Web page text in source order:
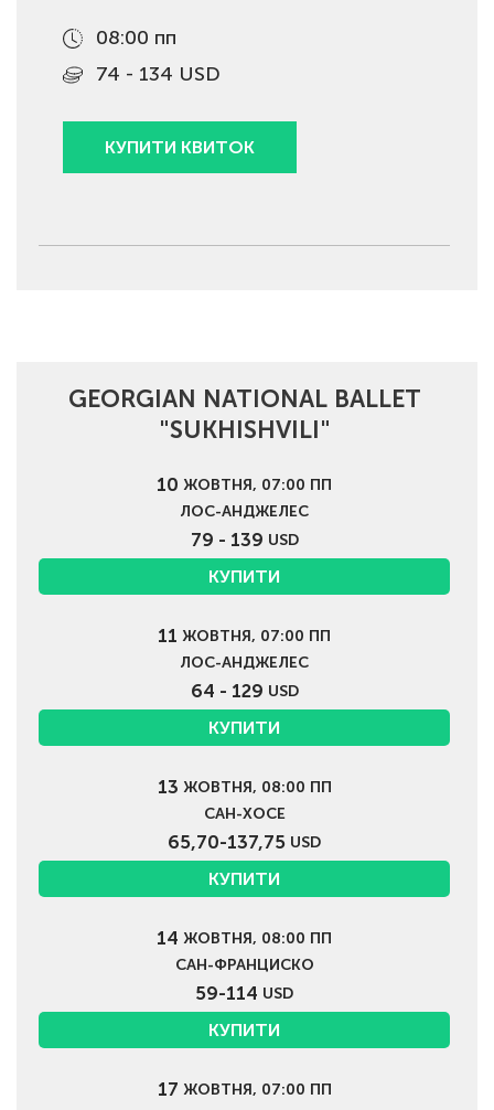
08:00 пп
74 - 134 USD
КУПИТИ КВИТОК
GEORGIAN NATIONAL BALLET
"SUKHISHVILI"
10 ЖОВТНЯ, 07:00 ПП
ЛОС-АНДЖЕЛЕС
79 - 139 USD
КУПИТИ
11 ЖОВТНЯ, 07:00 ПП
ЛОС-АНДЖЕЛЕС
64 - 129 USD
КУПИТИ
13 ЖОВТНЯ, 08:00 ПП
САН-ХОСЕ
65,70-137,75 USD
КУПИТИ
14 ЖОВТНЯ, 08:00 ПП
САН-ФРАНЦИСКО
59-114 USD
КУПИТИ
17 ЖОВТНЯ, 07:00 ПП